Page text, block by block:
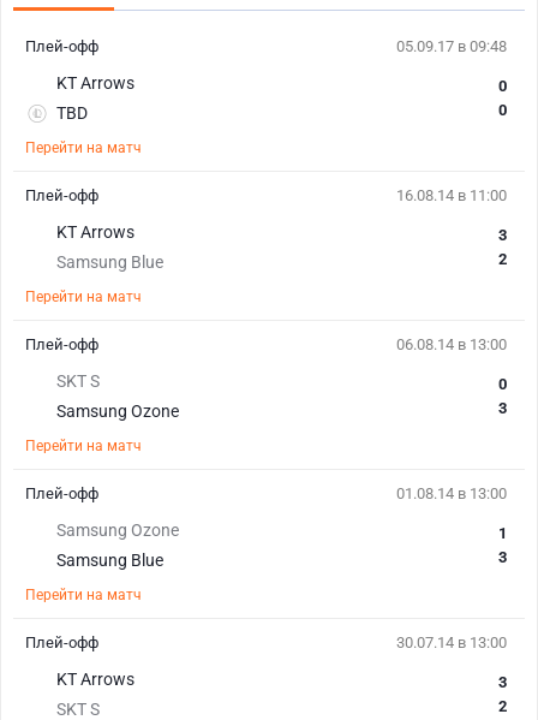
05.09.17 в 09:48
KT Arrows
TBD
0
0
Перейти на матч
Плей-офф
16.08.14 в 11:00
KT Arrows
Samsung Blue
3
2
Перейти на матч
Плей-офф
06.08.14 в 13:00
SKT S
Samsung Ozone
0
3
Перейти на матч
Плей-офф
01.08.14 в 13:00
Samsung Ozone
Samsung Blue
1
3
Перейти на матч
Плей-офф
30.07.14 в 13:00
KT Arrows
SKT S
3
2
Плей-офф